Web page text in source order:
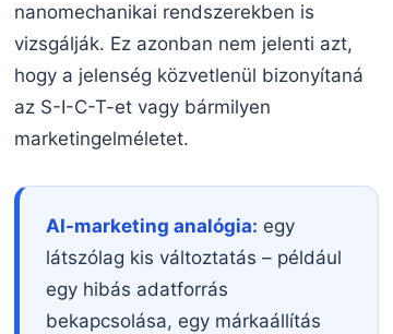
nanomechanikai rendszerekben is
vizsgálják. Ez azonban nem jelenti azt,
hogy a jelenség közvetlenül bizonyítaná
az S-I-C-T-et vagy bármilyen
marketingelméletet.
AI-marketing analógia: egy
látszólag kis változtatás – például
egy hibás adatforrás
bekapcsolása, egy márkaállítás